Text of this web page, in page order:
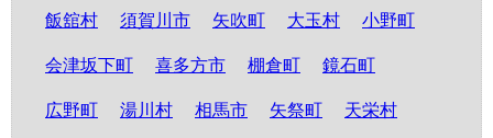
飯舘村 須賀川市 矢吹町 大玉村 小野町
会津坂下町 喜多方市 棚倉町 鏡石町
広野町 湯川村 相馬市 矢祭町 天栄村